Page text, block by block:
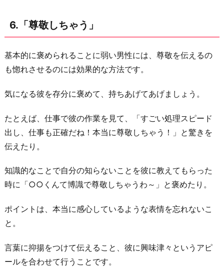
6.「尊敬しちゃう」
基本的に褒められることに弱い男性には、尊敬を伝えるの
も惚れさせるのには効果的な方法です。
気になる彼を存分に褒めて、持ちあげてあげましょう。
たとえば、仕事で彼の作業を見て、「すごい処理スピード
出し、仕事も正確だね！本当に尊敬しちゃう！」と驚きを
伝えたり。
知識的なことで自分の知らないことを彼に教えてもらった
時に「○○くんて博識で尊敬しちゃうわ～」と褒めたり。
ポイントは、本当に感心しているような表情を忘れないこ
と。
言葉に抑揚をつけて伝えること、彼に興味津々というアピ
ールを合わせて行うことです。